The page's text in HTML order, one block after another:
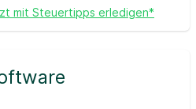
mit Steuertipps erledigen*